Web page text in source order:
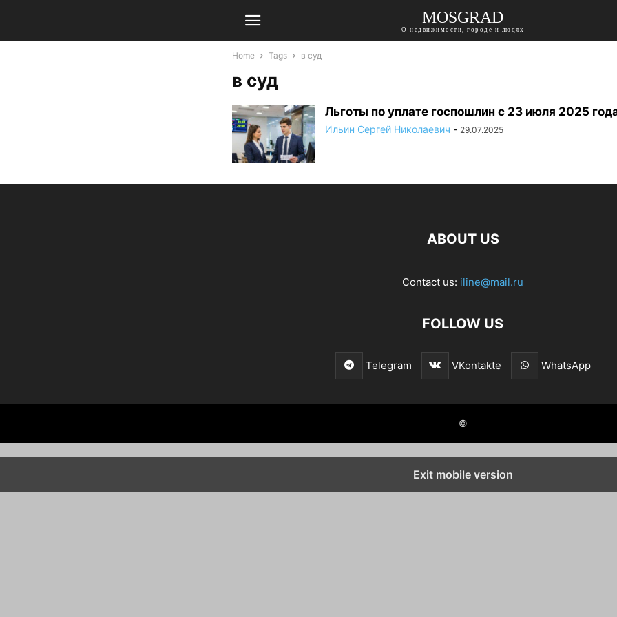
MOSGRAD
О недвижимости, городе и людях
Home Tags в суд
в суд
Льготы по уплате госпошлин с 23 июля 2025
Ильин Сергей Николаевич - 29.07.2025
ABOUT US
Contact us: iline@mail.ru
FOLLOW US
Telegram VKontakte WhatsApp
©
Exit mobile version